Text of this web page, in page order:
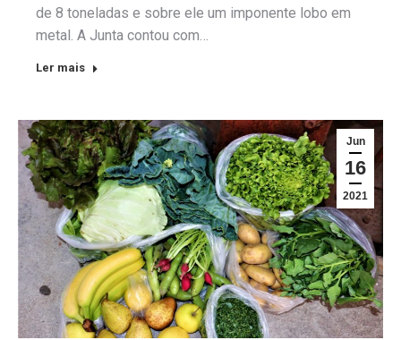
de 8 toneladas e sobre ele um imponente lobo em
metal. A Junta contou com…
Ler mais
Jun
16
2021